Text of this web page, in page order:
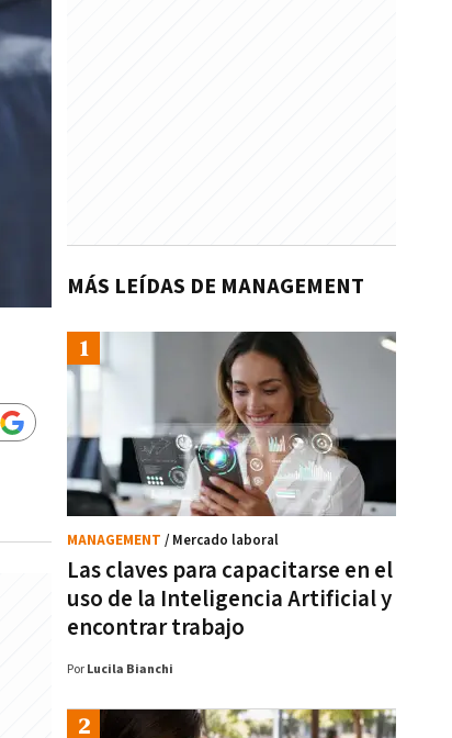
MÁS LEÍDAS DE MANAGEMENT
Las claves para capacitarse en el
uso de la Inteligencia Artificial y
encontrar trabajo
MANAGEMENT / Mercado laboral
Por Lucila Bianchi